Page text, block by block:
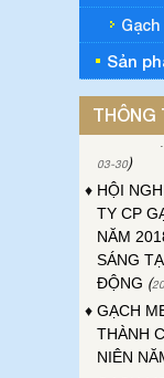
Sản
THÔNG
NIÊN
THANH
ĐẠI HỘI
TY
THỨ
HỘI
TY CP
NĂM
SÁNG
ĐỘNG (
GẠCH
THÀNH
NIÊN
GẠCH